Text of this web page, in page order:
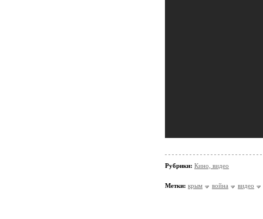
Рубрики: Кино, видео
Метки: крым война видео